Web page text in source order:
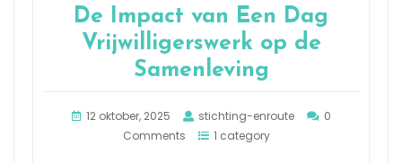
De Impact van Een Dag
Vrijwilligerswerk op de
Samenleving
12 oktober, 2025 stichting-enroute
0
Comments
1 category